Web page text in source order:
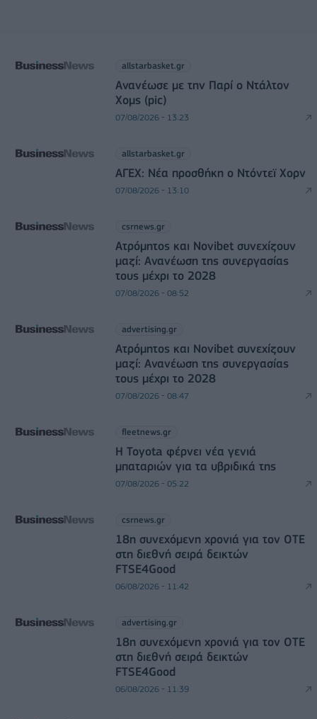
allstarbasket.gr
Ανανέωσε με την Παρί ο Ντάλτον
Χομς (pic)
07/08/2026 - 13:23
allstarbasket.gr
ΑΓΕΧ: Νέα προσθήκη ο Ντόντεϊ Χορν
07/08/2026 - 13:10
csrnews.gr
Ατρόμητος και Novibet συνεχίζουν
μαζί: Ανανέωση της συνεργασίας
τους μέχρι το 2028
07/08/2026 - 08:52
advertising.gr
Ατρόμητος και Novibet συνεχίζουν
μαζί: Ανανέωση της συνεργασίας
τους μέχρι το 2028
07/08/2026 - 08:47
fleetnews.gr
Η Toyota φέρνει νέα γενιά
μπαταριών για τα υβριδικά της
07/08/2026 - 05:22
csrnews.gr
18η συνεχόμενη χρονιά για τον ΟΤΕ
στη διεθνή σειρά δεικτών
FTSE4Good
06/08/2026 - 11:42
advertising.gr
18η συνεχόμενη χρονιά για τον ΟΤΕ
στη διεθνή σειρά δεικτών
FTSE4Good
06/08/2026 - 11:39